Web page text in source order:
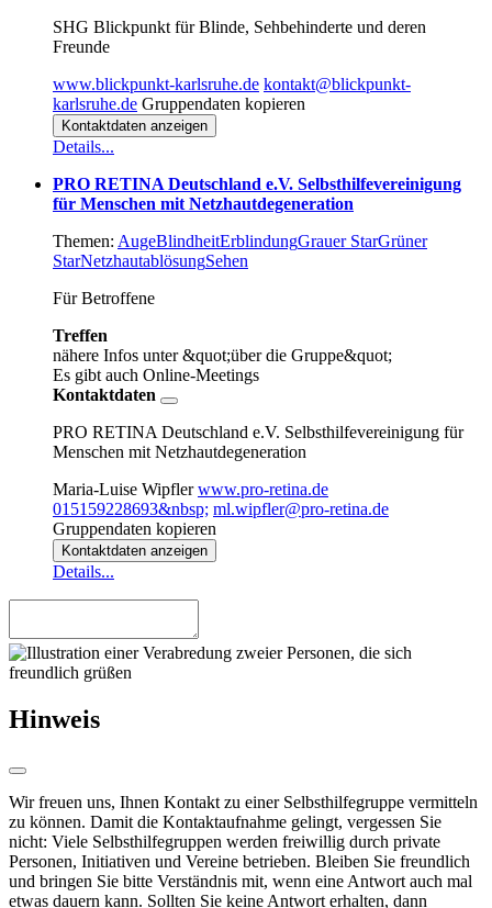
SHG Blickpunkt für Blinde, Sehbehinderte und deren
Freunde
www.blickpunkt-karlsruhe.de kontakt@blickpunkt-
karlsruhe.de Gruppendaten kopieren
Kontaktdaten anzeigen
Details...
PRO RETINA Deutschland e.V. Selbsthilfevereinigung
für Menschen mit Netzhautdegeneration
Themen: AugeBlindheitErblindungGrauer StarGrüner
StarNetzhautablösungSehen
Für Betroffene
Treffen
nähere Infos unter &quot;über die Gruppe&quot;
Es gibt auch Online-Meetings
Kontaktdaten
PRO RETINA Deutschland e.V. Selbsthilfevereinigung für
Menschen mit Netzhautdegeneration
Maria-Luise Wipfler www.pro-retina.de
015159228693&nbsp; ml.wipfler@pro-retina.de
Gruppendaten kopieren
Kontaktdaten anzeigen
Details...
Hinweis
Wir freuen uns, Ihnen Kontakt zu einer Selbsthilfegruppe vermitteln
zu können. Damit die Kontaktaufnahme gelingt, vergessen Sie
nicht: Viele Selbsthilfegruppen werden freiwillig durch private
Personen, Initiativen und Vereine betrieben. Bleiben Sie freundlich
und bringen Sie bitte Verständnis mit, wenn eine Antwort auch mal
etwas dauern kann. Sollten Sie keine Antwort erhalten, dann